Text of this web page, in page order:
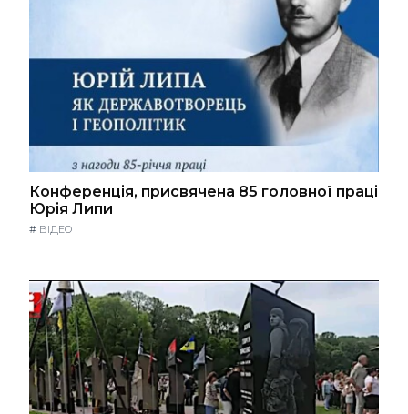
Конференція, присвячена 85 головної праці
Юрія Липи
# ВІДЕО